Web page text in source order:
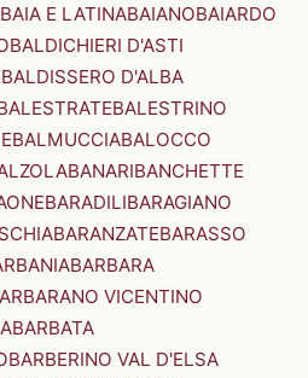
BAIA E LATINABAIANOBAIARDO
BALDICHIERI D'ASTI
BALDISSERO D'ALBA
BALESTRINO
BALMUCCIABALOCCO
BANARIBANCHETTE
BARADILIBARAGIANO
BARANZATEBARASSO
BARBARA
VICENTINO
BARBATA
BARBERINO VAL D'ELSA